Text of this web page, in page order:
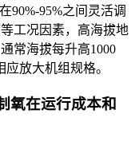
90%-95%之间灵活调
工况因素，高海拔地
常海拔每升高1000
放大机组规格。
氧在运行成本和